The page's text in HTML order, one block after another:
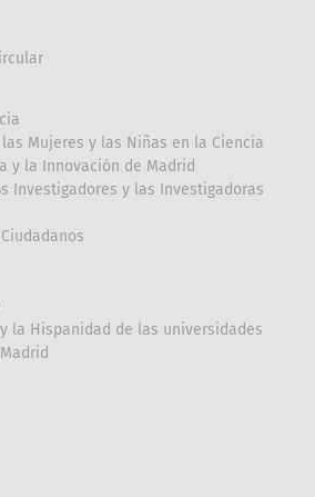
Mujeres y las Niñas en la Ciencia
y la Innovación de Madrid
Investigadores y las Investigadoras
la Hispanidad de las universidades